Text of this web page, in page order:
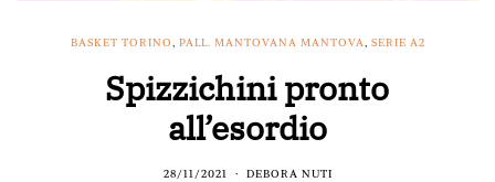
BASKET TORINO, PALL. MANTOVANA MANTOVA, SERIE A2
Spizzichini pronto
all’esordio
28/11/2021 DEBORA NUTI